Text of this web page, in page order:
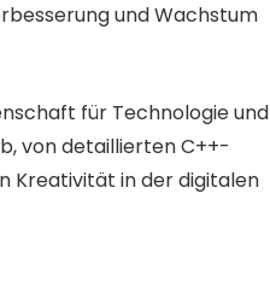
und Wachstum
für Technologie und
von detaillierten C++-
Kreativität in der digitalen